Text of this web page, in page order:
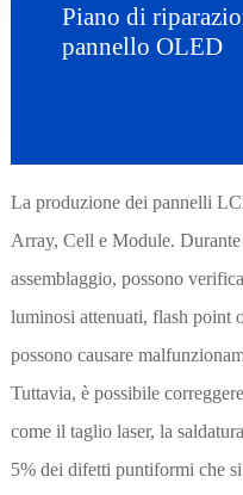
Piano di
pannello OLED
La produzione dei pannelli
Array, Cell e Module.
assemblaggio, possono
luminosi attenuati, flash point
possono causare
Tuttavia, è possibile
come il taglio laser, la
5% dei difetti puntiformi che